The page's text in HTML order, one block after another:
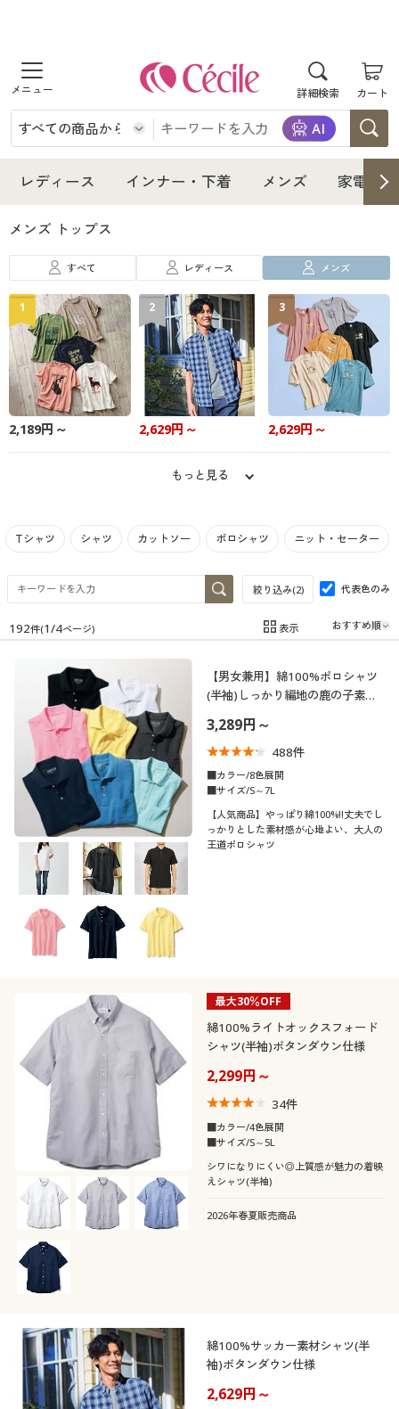
詳細検索 カート
商品を探す
レディース
レディースファッション
女性下着
インナー・下着
インナー・下着通販すべて
女性下着
メンズ下着
ジュニア・ティーンズ下着
メンズ
メンズ通販すべて
メンズファッション
メンズ下着
家電・雑貨
家電・雑貨すべて
家電
キッチン・雑貨・日用品
寝具・インテリア・家具
寝具・インテリア・家具通販すべて
家具・収納
美容・健康
美容・健康通販すべて
美容・健康・サプリメント
制服・スクール
大きいサイズ メンズ
大きいサイズ 事務・制服
カタログ・チラシからのご注文
デジタルカタログ
カタログ無料プレゼント
会員メニュー
マイページ
閲覧履歴
サポート
ご利用ガイド
よくある質問とお問い合わせ
レディース インナー・下着 メンズ 家電・
メンズ トップス
すべて レディース メンズ
1
2,189円～
2
2,629円～
3
2,629円～
もっと見る
Tシャツ シャツ カットソー ポロシャツ ニット・セーター
絞り込み(2) 代表色のみ
在庫 在庫のある商品のみ表示
カテゴリ
口コミ
(5)
(4〜4.9)
5L
メンズサイズ
M LL
6L
で絞り込む
柄・デザイン
無地
襟・ネック
192件(1/4ページ) 表示
【男女兼用】綿100%ポロシャツ
(半袖)しっかり編地の鹿の子素材
3,289円～
488件
■カラー/8色展開
■サイズ/S～7L
【人気商品】やっぱり綿100%!!丈夫でし
っかりとした素材感が心地よい、大人の
王道ポロシャツ
最大30％OFF
綿100%ライトオックスフォード
シャツ(半袖)ボタンダウン仕様
2,299円～
34件
■カラー/4色展開
■サイズ/S～5L
シワになりにくい◎上質感が魅力の着映
えシャツ(半袖)
2026年春夏販売商品
綿100%サッカー素材シャツ(半
袖)ボタンダウン仕様
2,629円～